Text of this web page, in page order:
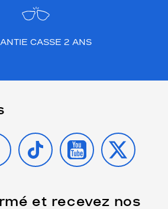
CASSE 2 ANS
TIKTOK YOUTUBE
X
et recevez nos